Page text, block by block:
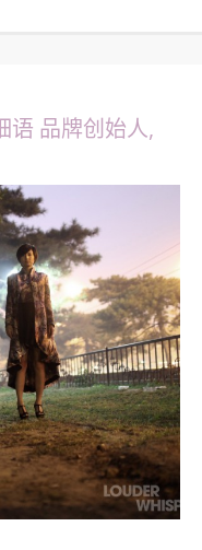
语 品牌创始人,